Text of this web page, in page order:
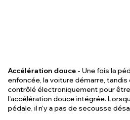
Accélération douce - Une fois la
enfoncée, la voiture démarre,
contrôlé électroniquement pour
l'accélération douce intégrée.
pédale, il n'y a pas de secousse